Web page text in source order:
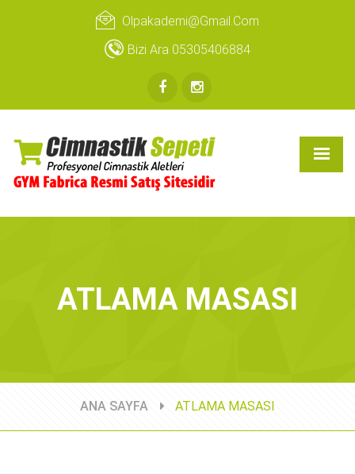
Olpakademi@gmail.com
Bizi Ara 05305406884
ATLAMA MASASI
ANA SAYFA ATLAMA MASASI